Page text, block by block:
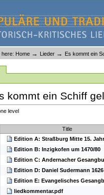
here: Home → Lieder → Es kommt ein
kommt ein Schiff
level
Title
Edition A: Straßburg Mitte 15.
Edition B: Inzigkofen um 1470/80
Edition C: Andernacher
Edition D: Daniel Sudermann 1626
Edition E: Evangelisches
liedkommentar.pdf